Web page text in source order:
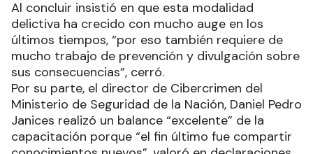
Al concluir insistió en que esta modalidad
delictiva ha crecido con mucho auge en los
últimos tiempos, “por eso también requiere de
mucho trabajo de prevención y divulgación sobre
sus consecuencias”, cerró.
Por su parte, el director de Cibercrimen del
Ministerio de Seguridad de la Nación, Daniel Pedro
Janices realizó un balance “excelente” de la
capacitación porque “el fin último fue compartir